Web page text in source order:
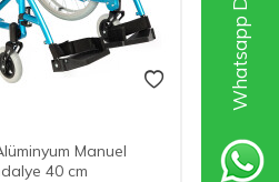
Manuel
40 cm
Golfi